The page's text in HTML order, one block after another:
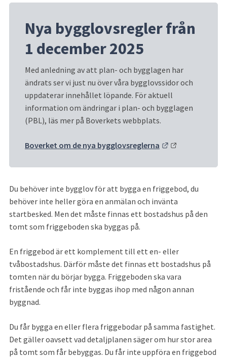
Nya bygglovsregler från
1 december 2025
Med anledning av att plan- och bygglagen har
ändrats ser vi just nu över våra bygglovssidor och
uppdaterar innehållet löpande. För aktuell
information om ändringar i plan- och bygglagen
(PBL), läs mer på Boverkets webbplats.
Boverket om de nya bygglovsreglerna Länk till annan
Du behöver inte bygglov för att bygga en friggebod, du
behöver inte heller göra en anmälan och invänta
startbesked. Men det måste finnas ett bostadshus på den
tomt som friggeboden ska byggas på.
En friggebod är ett komplement till ett en- eller
tvåbostadshus. Därför måste det finnas ett bostadshus på
tomten när du börjar bygga. Friggeboden ska vara
fristående och får inte byggas ihop med någon annan
byggnad.
Du får bygga en eller flera friggebodar på samma fastighet.
Det gäller oavsett vad detaljplanen säger om hur stor area
på tomt som får bebyggas. Du får inte uppföra en friggebod